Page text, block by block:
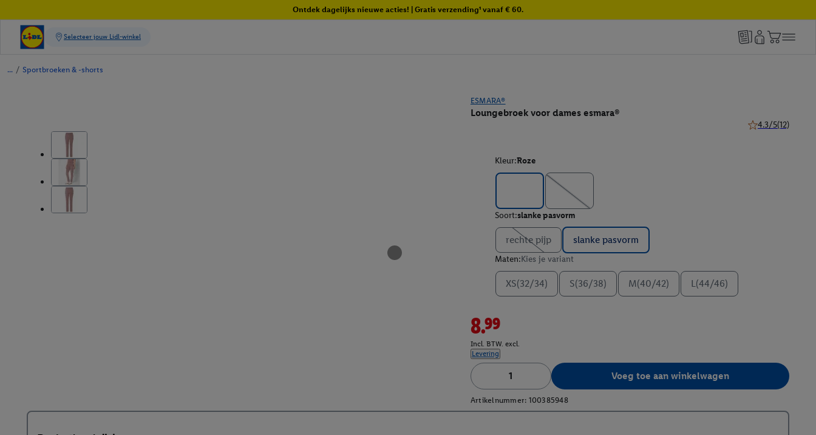
Ontdek dagelijks nieuwe acties! | Gratis verzending¹ vanaf € 60.
/ Sportbroeken & -shorts
ESMARA®
Loungebroek voor dames esmara®
4.3/5(12)
Kleur:Roze
Soort:slanke pasvorm
rechte pijp slanke pasvorm
Maten:Kies je variant
XS(32/34) S(36/38) M(40/42) L(44/46)
8.99
Incl. BTW. excl.
Levering
Voeg toe aan winkelwagen
Artikelnummer: 100385948